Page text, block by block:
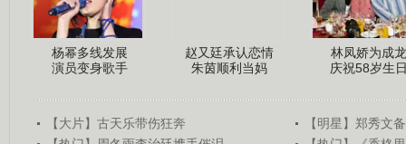
杨幂多线发展
演员变身歌手
赵又廷承认恋情
朱茵顺利当妈
林凤娇为成龙
庆祝58岁生
【大片】古天乐带伤狂奔
【明星】郑秀文